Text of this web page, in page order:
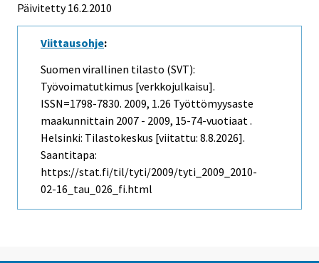
Päivitetty 16.2.2010
Viittausohje:
Suomen virallinen tilasto (SVT):
Työvoimatutkimus [verkkojulkaisu].
ISSN=1798-7830. 2009, 1.26 Työttömyysaste
maakunnittain 2007 - 2009, 15-74-vuotiaat .
Helsinki: Tilastokeskus [viitattu: 8.8.2026].
Saantitapa:
https://stat.fi/til/tyti/2009/tyti_2009_2010-
02-16_tau_026_fi.html